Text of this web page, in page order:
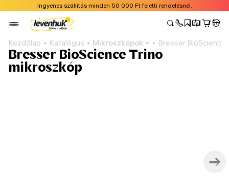
Ingyenes szállítás minden 50 000 Ft feletti rendelésnél.
Kezdőlap Katalógus Mikroszkópok Bresser BioScience
Bresser BioScience Trino
mikroszkóp